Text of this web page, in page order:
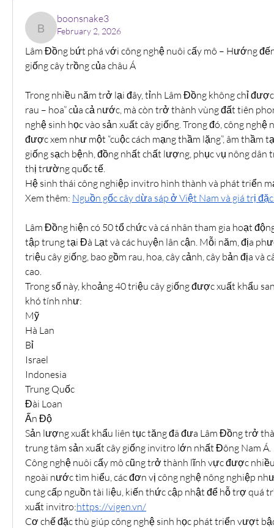
boonsnake3
boonsnake3
February 2, 2026
Lâm Đồng bứt phá với công nghệ nuôi cấy mô – Hướng
giống cây trồng của châu Á
Trong nhiều năm trở lại đây, tỉnh Lâm Đồng không chỉ
rau – hoa” của cả nước, mà còn trở thành vùng đất tiên
nghệ sinh học vào sản xuất cây giống. Trong đó, công nghệ
được xem như một “cuộc cách mạng thầm lặng”, âm thầm
giống sạch bệnh, đồng nhất chất lượng, phục vụ nông dân
thị trường quốc tế.
Hệ sinh thái công nghiệp invitro hình thành và phát triển
Xem thêm: Nguồn gốc cây dừa sáp ở Việt Nam và giá trị
Lâm Đồng hiện có 50 tổ chức và cá nhân tham gia hoạt
tập trung tại Đà Lạt và các huyện lân cận. Mỗi năm, địa
triệu cây giống, bao gồm rau, hoa, cây cảnh, cây bản địa và
cao.
Trong số này, khoảng 40 triệu cây giống được xuất khẩu
khó tính như:
Mỹ
Hà Lan
Bỉ
Israel
Indonesia
Trung Quốc
Đài Loan
Ấn Độ
Sản lượng xuất khẩu liên tục tăng đã đưa Lâm Đồng trở
trung tâm sản xuất cây giống invitro lớn nhất Đông Nam Á.
Công nghệ nuôi cấy mô cũng trở thành lĩnh vực được
ngoài nước tìm hiểu, các đơn vị công nghệ nông nghiệp
cung cấp nguồn tài liệu, kiến thức cập nhật để hỗ trợ quá
xuất invitro:https://vigen.vn/
Cơ chế đặc thù giúp công nghệ sinh học phát triển vượt